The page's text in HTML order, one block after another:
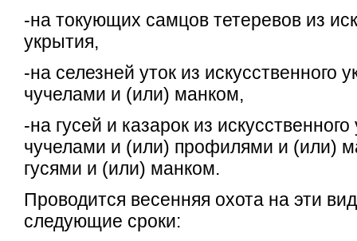
-на токующих самцов тетеревов из
укрытия,
-на селезней уток из искусственного
чучелами и (или) манком,
-на гусей и казарок из
чучелами и (или) профилями и (или)
гусями и (или) манком.
Проводится весенняя охота на эти
следующие сроки: